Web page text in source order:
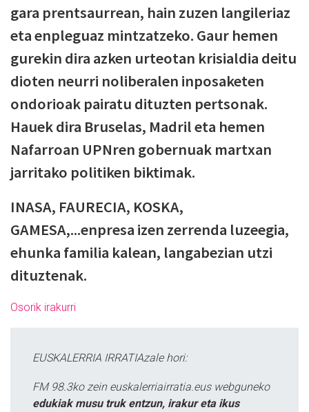
gara prentsaurrean, hain zuzen langileriaz
eta enpleguaz mintzatzeko. Gaur hemen
gurekin dira azken urteotan krisialdia deitu
dioten neurri noliberalen inposaketen
ondorioak pairatu dituzten pertsonak.
Hauek dira Bruselas, Madril eta hemen
Nafarroan UPNren gobernuak martxan
jarritako politiken biktimak.
INASA, FAURECIA, KOSKA,
GAMESA,...enpresa izen zerrenda luzeegia,
ehunka familia kalean, langabezian utzi
dituztenak.
Osorik irakurri
EUSKALERRIA IRRATIAzale hori:
FM 98.3ko zein euskalerriairratia.eus webguneko
edukiak musu truk entzun, irakur eta ikus